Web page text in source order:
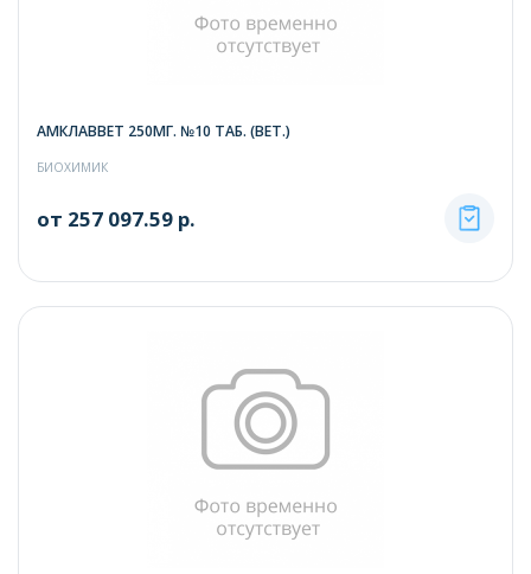
АМКЛАВВЕТ 250МГ. №10 ТАБ. (ВЕТ.)
БИОХИМИК
от 257 097.59 р.